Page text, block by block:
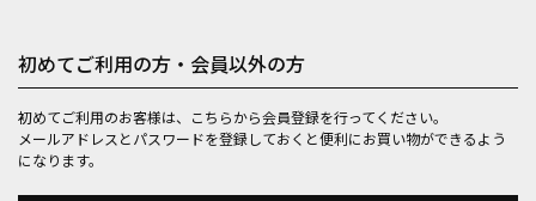
初めてご利用の方・会員以外の方
初めてご利用のお客様は、こちらから会員登録を行ってください。
メールアドレスとパスワードを登録しておくと便利にお買い物ができるよう
になります。